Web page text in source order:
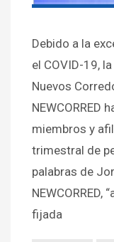
Debido a la
el COVID-19,
Nuevos
NEWCORRED
miembros y
trimestral de
palabras de
fijada